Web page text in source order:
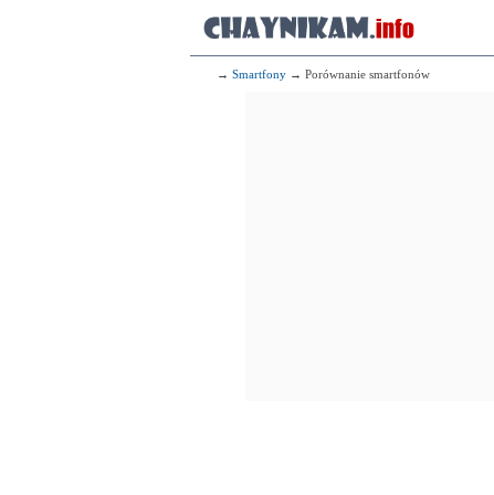
→ Smartfony → Porównanie smartfonów